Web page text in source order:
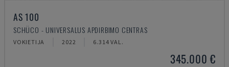
AS 100
SCHÜCO - UNIVERSALUS APDIRBIMO CENTRAS
VOKIETIJA 2022 6.314 VAL.
345.000 €